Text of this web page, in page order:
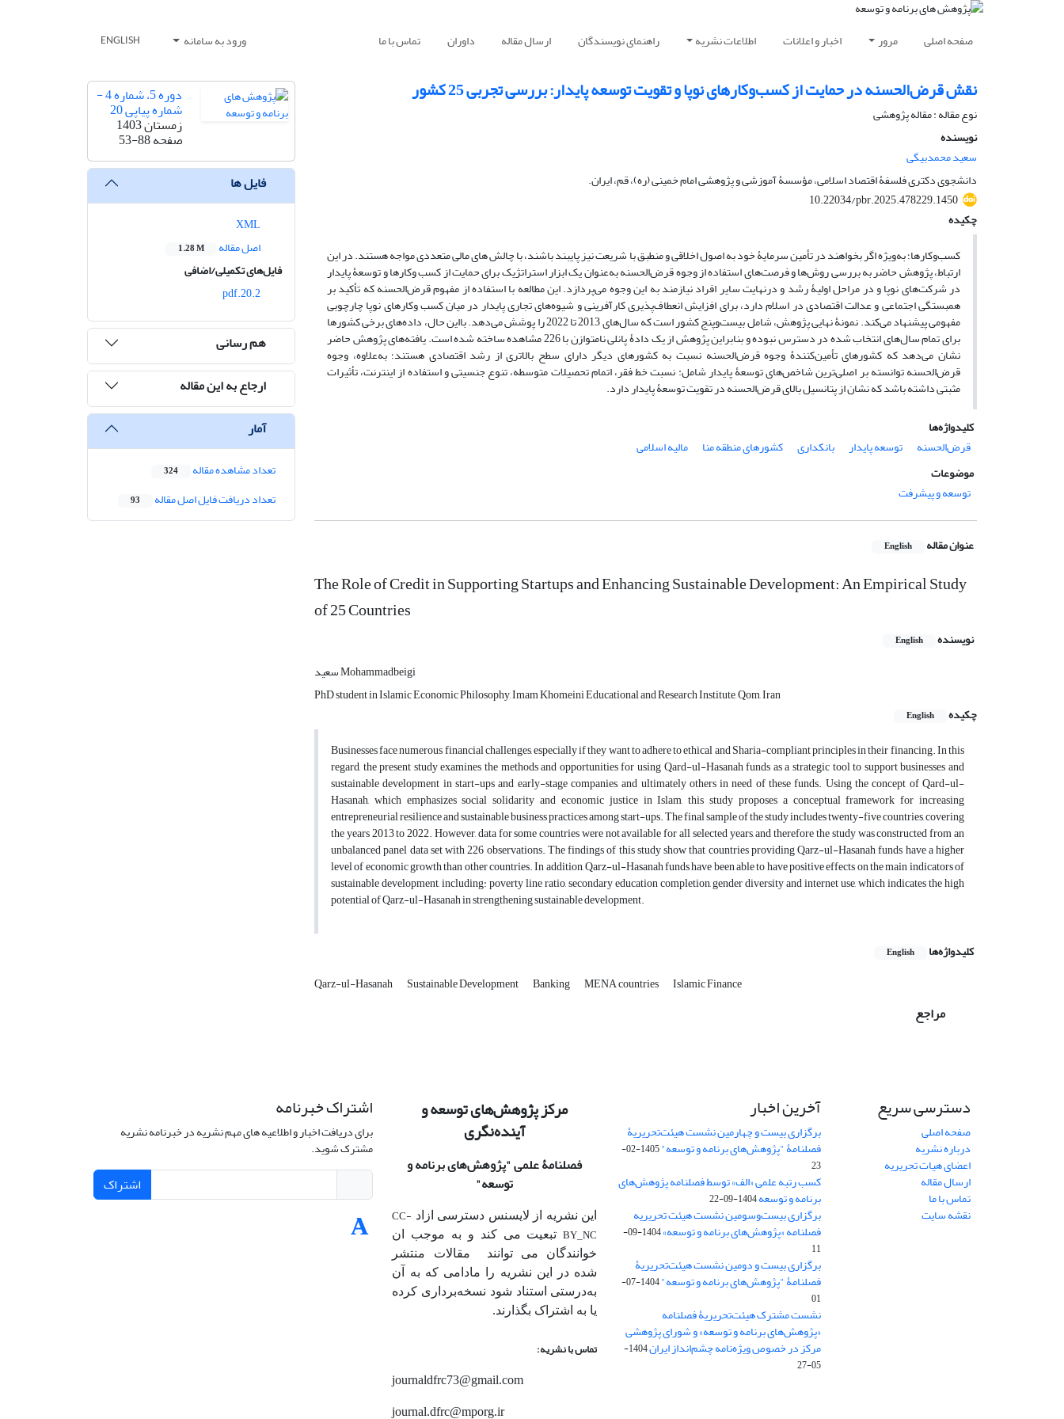
صفحه اصلی مرور اخبار و اعلانات اطلاعات نشریه راهنمای نویسندگان ارسال مقاله داوران تماس با ما ورود به سامانه ENGLISH
نقش قرض‌الحسنه در حمایت از کسب‌وکارهای نوپا و تقویت توسعه پایدار: بررسی تجربی 25 کشور
نوع مقاله : مقاله پژوهشی
نویسنده
سعید محمدبیگی
دانشجوی دکتری فلسفۀ اقتصاد اسلامی، مؤسسۀ آموزشی و پژوهشی امام خمینی (ره)، قم، ایران.
10.22034/pbr.2025.478229.1450
چکیده
کسب‌‏و‏کارها؛ به‌ویژه اگر بخواهند در تأمین سرمایۀ خود به اصول اخلاقی و منطبق با شریعت نیز پایبند باشند، با چالش ‏های مالی متعددی مواجه هستند. در این
ارتباط، پژوهش حاضر به بررسی روش‌ها و فرصت‌های استفاده از وجوه قرض‌الحسنه به‌عنوان یک ابزار استراتژیک برای حمایت از کسب‏ و‏کارها و توسعۀ پایدار
در شرکت‌های نوپا و در مراحل اولیۀ رشد و درنهایت سایر افراد نیازمند به این وجوه می‌پردازد. این مطالعه با استفاده از مفهوم قرض‎‌الحسنه که تأکید بر
همبستگی اجتماعی و عدالت اقتصادی در اسلام دارد، برای افزایش انعطاف‌پذیری کارآفرینی و شیوه‌های تجاری پایدار در میان کسب‏ و‏کارهای نوپا چارچوبی
مفهومی پیشنهاد می‌کند. نمونۀ نهایی پژوهش، شامل بیست‌وپنج کشور است که سال‌های 2013 تا 2022 را پوشش می‌دهد. بااین‏ حال، داده‌های برخی کشورها
برای تمام سال‌های انتخاب ‏شده در دسترس نبوده و بنابراین پژوهش از یک دادۀ پانلی نامتوازن با 226 مشاهده ساخته شده است. یافته‌های پژوهش حاضر
نشان می‌دهد که کشورهای تأمین‌کنندۀ وجوه قرض‌الحسنه نسبت به کشورهای دیگر دارای سطح بالاتری از رشد اقتصادی هستند؛ به‌علاوه، وجوه
قرض‌الحسنه توانسته بر اصلی‌ترین شاخص‌های توسعۀ پایدار شامل: نسبت خط فقر، اتمام تحصیلات متوسطه، تنوع جنسیتی و استفاده از اینترنت، تأثیرات
مثبتی داشته باشد که نشان از پتانسیل بالای قرض‌الحسنه در تقویت توسعۀ پایدار دارد.
کلیدواژه‌ها
قرض‌الحسنه
توسعه پایدار بانکداری کشورهای منطقه منا
مالیه اسلامی
موضوعات
توسعه و پیشرفت
عنوان مقاله English
The Role of Credit in Supporting Startups and Enhancing Sustainable Development: An Empirical Study
of 25 Countries
نویسنده English
سعید Mohammadbeigi
PhD student in Islamic Economic Philosophy, Imam Khomeini Educational and Research Institute, Qom, Iran
چکیده
English
Businesses face numerous financial challenges, especially if they want to adhere to ethical and Sharia-compliant principles in their financing. In this
regard, the present study examines the methods and opportunities for using Qard-ul-Hasanah funds as a strategic tool to support businesses and
sustainable development in start-ups and early-stage companies, and ultimately others in need of these funds. Using the concept of Qard-ul-
Hasanah, which emphasizes social solidarity and economic justice in Islam, this study proposes a conceptual framework for increasing
entrepreneurial resilience and sustainable business practices among start-ups. The final sample of the study includes twenty-five countries, covering
the years 2013 to 2022. However, data for some countries were not available for all selected years, and therefore the study was constructed from an
unbalanced panel data set with 226 observations. The findings of this study show that countries providing Qarz-ul-Hasanah funds have a higher
level of economic growth than other countries. In addition, Qarz-ul-Hasanah funds have been able to have positive effects on the main indicators of
sustainable development, including: poverty line ratio, secondary education completion, gender diversity and internet use, which indicates the high
potential of Qarz-ul-Hasanah in strengthening sustainable development.
کلیدواژه‌ها English
Qarz-ul-Hasanah Sustainable Development Banking MENA countries Islamic Finance
مراجع
دوره 5، شماره 4 -
شماره پیاپی 20
زمستان 1403
صفحه53-88
فایل ها
اصل مقاله
1.28 M
فایل‌های تکمیلی/اضافی
20.2.pdf
هم رسانی
ارجاع به این مقاله
آمار
تعداد مشاهده مقاله 324
تعداد دریافت فایل اصل مقاله 93
دسترسی سریع
صفحه اصلی
درباره نشریه
اعضای هیات تحریریه
ارسال مقاله
تماس با ما
نقشه سایت
آخرین اخبار
برگزاری بیست و چهارمین نشست هیئت‌تحریریۀ
فصلنامۀ "پژوهش‌های برنامه و توسعه"
1405-02-
23
کسب رتبه علمی «الف» توسط فصلنامه پژوهش‌های
برنامه و توسعه1404-09-22
برگزاری بیست‌وسومین نشست هیئت‌ تحریریه
فصلنامه «پژوهش‌های برنامه و توسعه»
1404-09-
11
برگزاری بیست و دومین نشست هیئت‌تحریریۀ
فصلنامۀ "پژوهش‌های برنامه و توسعه"
1404-07-
01
نشست مشترک هیئت‌تحریریۀ فصلنامه
«پژوهش‌های برنامه و توسعه» و شورای پژوهشی
مرکز در خصوص ویژه‌نامه چشم‌انداز ایران
1404-
05-27
مرکز پژوهش‌های توسعه و
آینده‌نگری
فصلنامۀ علمی"پژوهش‌های برنامه و
توسعه"
این نشریه از لایسنس دسترسی ازاد CC-
BY_NCتبعیت می کند و به موجب ان
خوانندگان می توانند مقالات منتشر
شده در این نشریه را مادامی که به آن‌
به‌درستی استناد شود نسخه‌برداری کرده
یا به اشتراک بگذارند.
تماس با نشریه:
journaldfrc73@gmail.com
journal.dfrc@mporg.ir
اشتراک خبرنامه
برای دریافت اخبار و اطلاعیه های مهم نشریه در خبرنامه نشریه
مشترک شوید.
اشتراک